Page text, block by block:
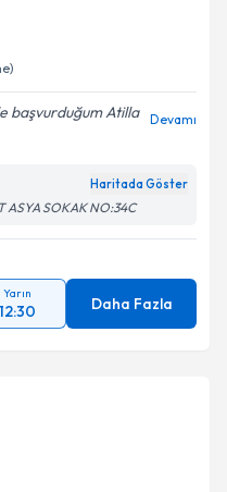
başvurduğum Atilla
Devamı
Haritada Göster
ASYA SOKAK NO:34C
Yarın
12:30 Daha Fazla